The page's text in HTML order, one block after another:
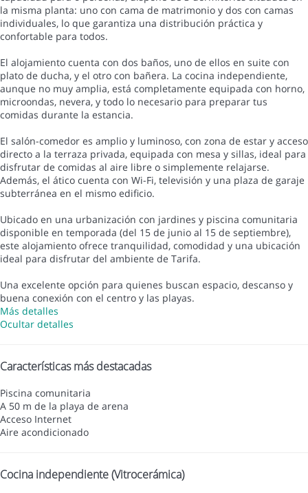
la misma planta: uno con cama de matrimonio y dos con camas
individuales, lo que garantiza una distribución práctica y
confortable para todos.
El alojamiento cuenta con dos baños, uno de ellos en suite con
plato de ducha, y el otro con bañera. La cocina independiente,
aunque no muy amplia, está completamente equipada con horno,
microondas, nevera, y todo lo necesario para preparar tus
comidas durante la estancia.
El salón-comedor es amplio y luminoso, con zona de estar y acceso
directo a la terraza privada, equipada con mesa y sillas, ideal para
disfrutar de comidas al aire libre o simplemente relajarse.
Además, el ático cuenta con Wi-Fi, televisión y una plaza de garaje
subterránea en el mismo edificio.
Ubicado en una urbanización con jardines y piscina comunitaria
disponible en temporada (del 15 de junio al 15 de septiembre),
este alojamiento ofrece tranquilidad, comodidad y una ubicación
ideal para disfrutar del ambiente de Tarifa.
Una excelente opción para quienes buscan espacio, descanso y
buena conexión con el centro y las playas.
Más detalles
Ocultar detalles
Características más destacadas
Piscina comunitaria
A 50 m de la playa de arena
Acceso Internet
Aire acondicionado
Cocina independiente (Vitrocerámica)